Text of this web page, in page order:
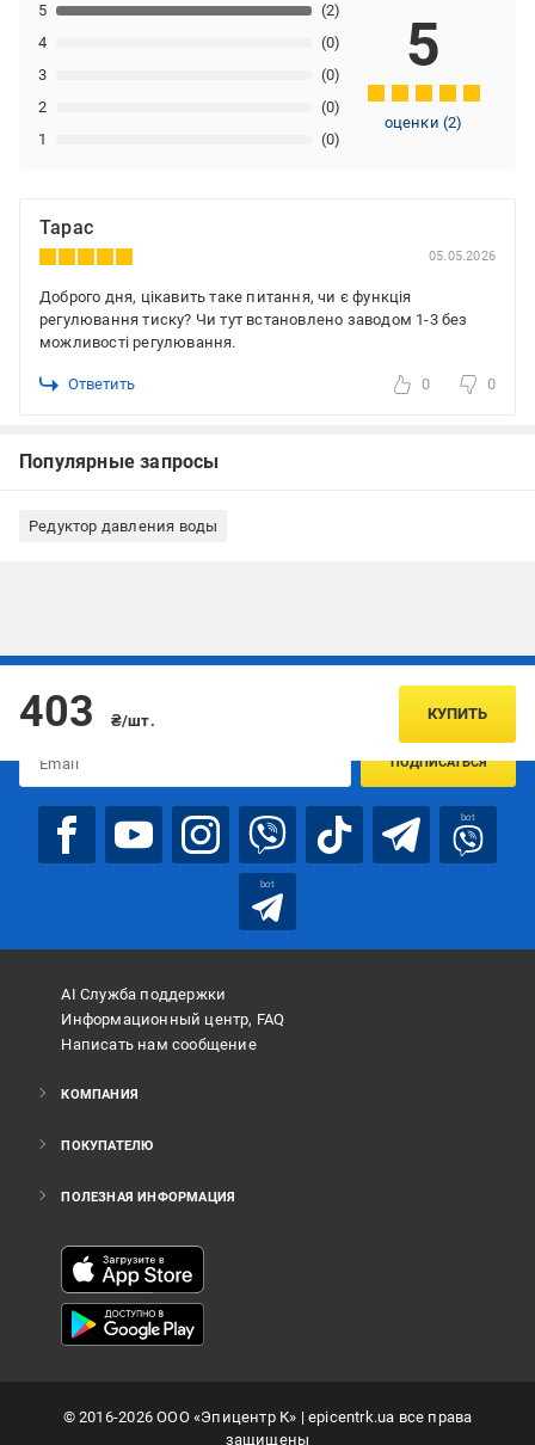
1 (0)
2 (0)
3 (0)
4 (0)
5 (2)
5
оценки(2)
Тарас
05.05.2026
Доброго дня, цікавить таке питання, чи є функція
регулювання тиску? Чи тут встановлено заводом 1-3 без
можливості регулювання.
Ответить 0 0
Популярные запросы
Редуктор давления воды
403 ₴/шт. КУПИТЬ
Подписывайтесь, чтобы узнавать первым об акцияx и
ПОДПИСАТЬСЯ
bot
bot
AI Служба поддержки
Информационный центр, FAQ
Написать нам сообщение
КОМПАНИЯ
ПОКУПАТЕЛЮ
ПОЛЕЗНАЯ ИНФОРМАЦИЯ
©2016-2026ООО «Эпицентр К» | epicentrk.ua все права
защищены